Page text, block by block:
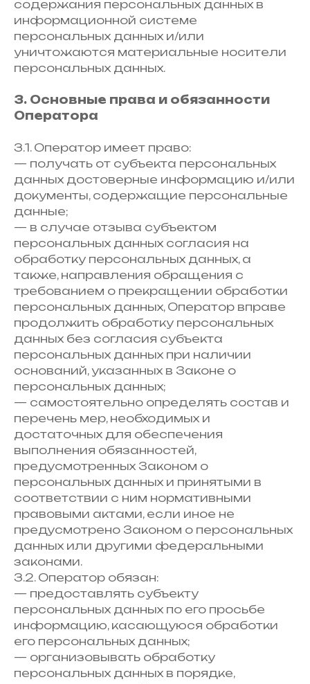
содержания персональных данных в
информационной системе
персональных данных и/или
уничтожаются материальные носители
персональных данных.
3. Основные права и обязанности
Оператора
3.1. Оператор имеет право:
— получать от субъекта персональных
данных достоверные информацию и/или
документы, содержащие персональные
данные;
— в случае отзыва субъектом
персональных данных согласия на
обработку персональных данных, а
также, направления обращения с
требованием о прекращении обработки
персональных данных, Оператор вправе
продолжить обработку персональных
данных без согласия субъекта
персональных данных при наличии
оснований, указанных в Законе о
персональных данных;
— самостоятельно определять состав и
перечень мер, необходимых и
достаточных для обеспечения
выполнения обязанностей,
предусмотренных Законом о
персональных данных и принятыми в
соответствии с ним нормативными
правовыми актами, если иное не
предусмотрено Законом о персональных
данных или другими федеральными
законами.
3.2. Оператор обязан:
— предоставлять субъекту
персональных данных по его просьбе
информацию, касающуюся обработки
его персональных данных;
— организовывать обработку
персональных данных в порядке,